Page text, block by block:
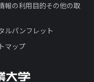
報の利用目的その他の取
ルパンフレット
マップ